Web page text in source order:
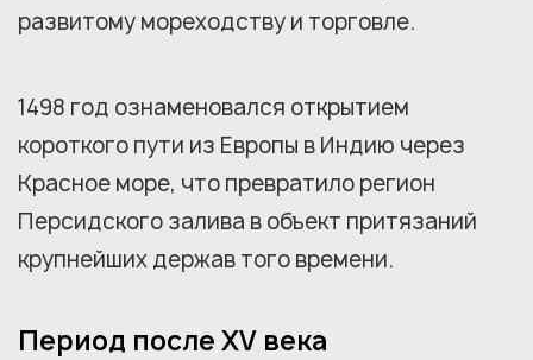
развитому мореходству и торговле.
1498 год ознаменовался открытием
короткого пути из Европы в Индию через
Красное море, что превратило регион
Персидского залива в объект притязаний
крупнейших держав того времени.
Период после XV века